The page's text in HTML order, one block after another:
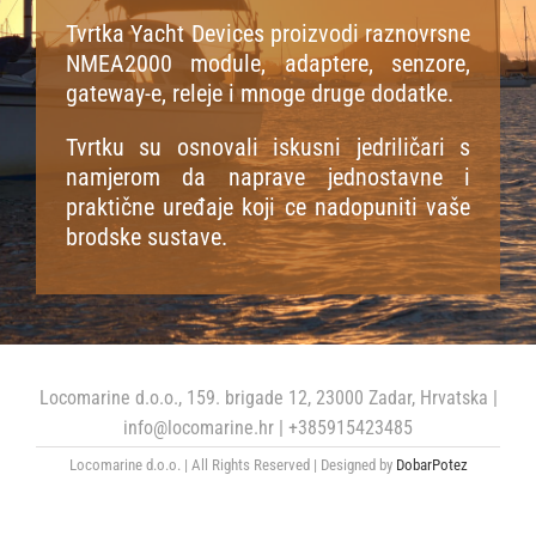
Cjenik
Stranica proizvođača
Tvrtka Yacht Devices proizvodi raznovrsne
NMEA2000 module, adaptere, senzore,
gateway-e, releje i mnoge druge dodatke.
Tvrtku su osnovali iskusni jedriličari s
namjerom da naprave jednostavne i
praktične uređaje koji ce nadopuniti vaše
brodske sustave.
Locomarine d.o.o., 159. brigade 12, 23000 Zadar, Hrvatska |
info@locomarine.hr | +385915423485
Locomarine d.o.o. | All Rights Reserved | Designed by DobarPotez